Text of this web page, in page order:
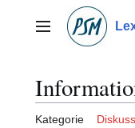
springenHauptmenü
Kategorie